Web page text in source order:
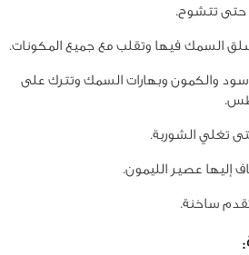
حتى تتشوح.
السمك فيها وتقلب مع جميع المكونات.
والكمون وبهارات السمك وتترك على
تغلي الشوربة.
إليها عصير الليمون.
ساخنة.